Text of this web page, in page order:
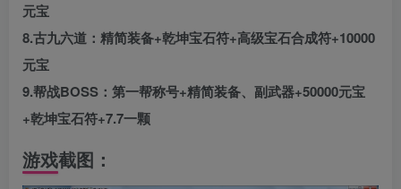
元宝
8.古九六道：精简装备+乾坤宝石符+高级宝石合成符+10000
元宝
9.帮战BOSS：第一帮称号+精简装备、副武器+50000元宝
+乾坤宝石符+7.7一颗
游戏截图：